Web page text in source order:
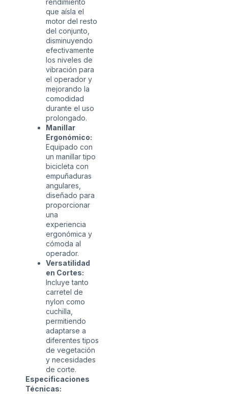
rendimiento
que aísla el
motor del resto
del conjunto,
disminuyendo
efectivamente
los niveles de
vibración para
el operador y
mejorando la
comodidad
durante el uso
prolongado.
Manillar
Ergonómico:
Equipado con
un manillar tipo
bicicleta con
empuñaduras
angulares,
diseñado para
proporcionar
una
experiencia
ergonómica y
cómoda al
operador.
Versatilidad
en Cortes:
Incluye tanto
carretel de
nylon como
cuchilla,
permitiendo
adaptarse a
diferentes tipos
de vegetación
y necesidades
de corte.
Especificaciones
Técnicas: